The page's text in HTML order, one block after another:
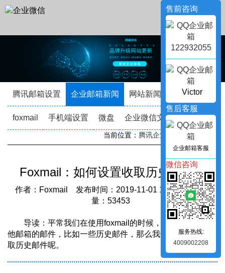
腾讯邮箱设置 企业邮箱新闻 网站新闻 企业动态
foxmail 手机端设置 微盘 企业微信文档
当前位置： 腾讯企业邮箱 ->新闻资讯
Foxmail：如何设置收取历史邮件？
作者：Foxmail 发布时间：2019-11-01 17:01:53 访问
量：53453
导读：平常我们在使用foxmail的时候，有想要收取其
他邮箱的邮件，比如一些历史邮件，那么我们要怎么设置收
取历史邮件呢。
售前咨询
122932055
Victor
售后客服
企业邮箱客服
微信咨询
服务热线:
4009002208